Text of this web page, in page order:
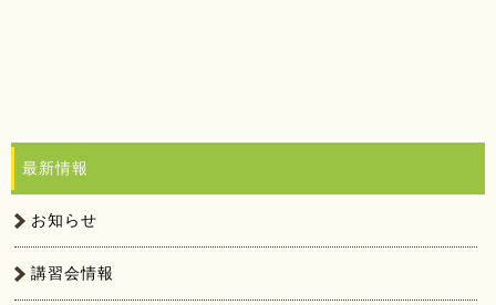
最新情報
お知らせ
講習会情報